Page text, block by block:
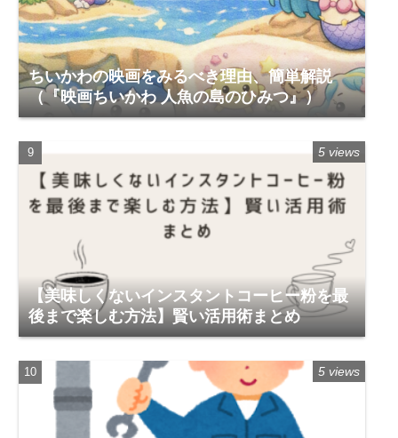
ちいかわの映画をみるべき理由、簡単解説
（『映画ちいかわ 人魚の島のひみつ』）
【美味しくないインスタントコーヒー粉を最
後まで楽しむ方法】賢い活用術まとめ
5 views
5 views